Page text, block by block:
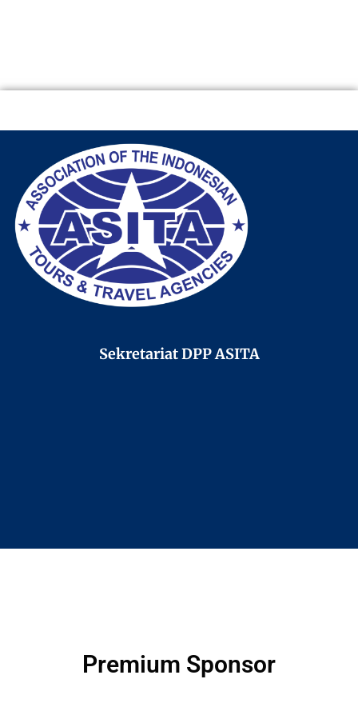
Sekretariat DPP ASITA
Premium Sponsor